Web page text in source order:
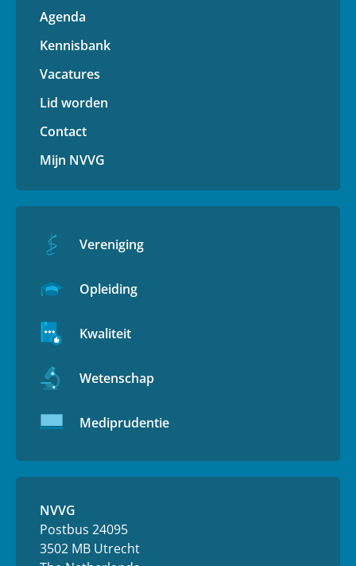
Agenda
Kennisbank
Vacatures
Lid worden
Contact
Mijn NVVG
Vereniging
Opleiding
Kwaliteit
Wetenschap
Mediprudentie
NVVG
Postbus 24095
3502 MB Utrecht